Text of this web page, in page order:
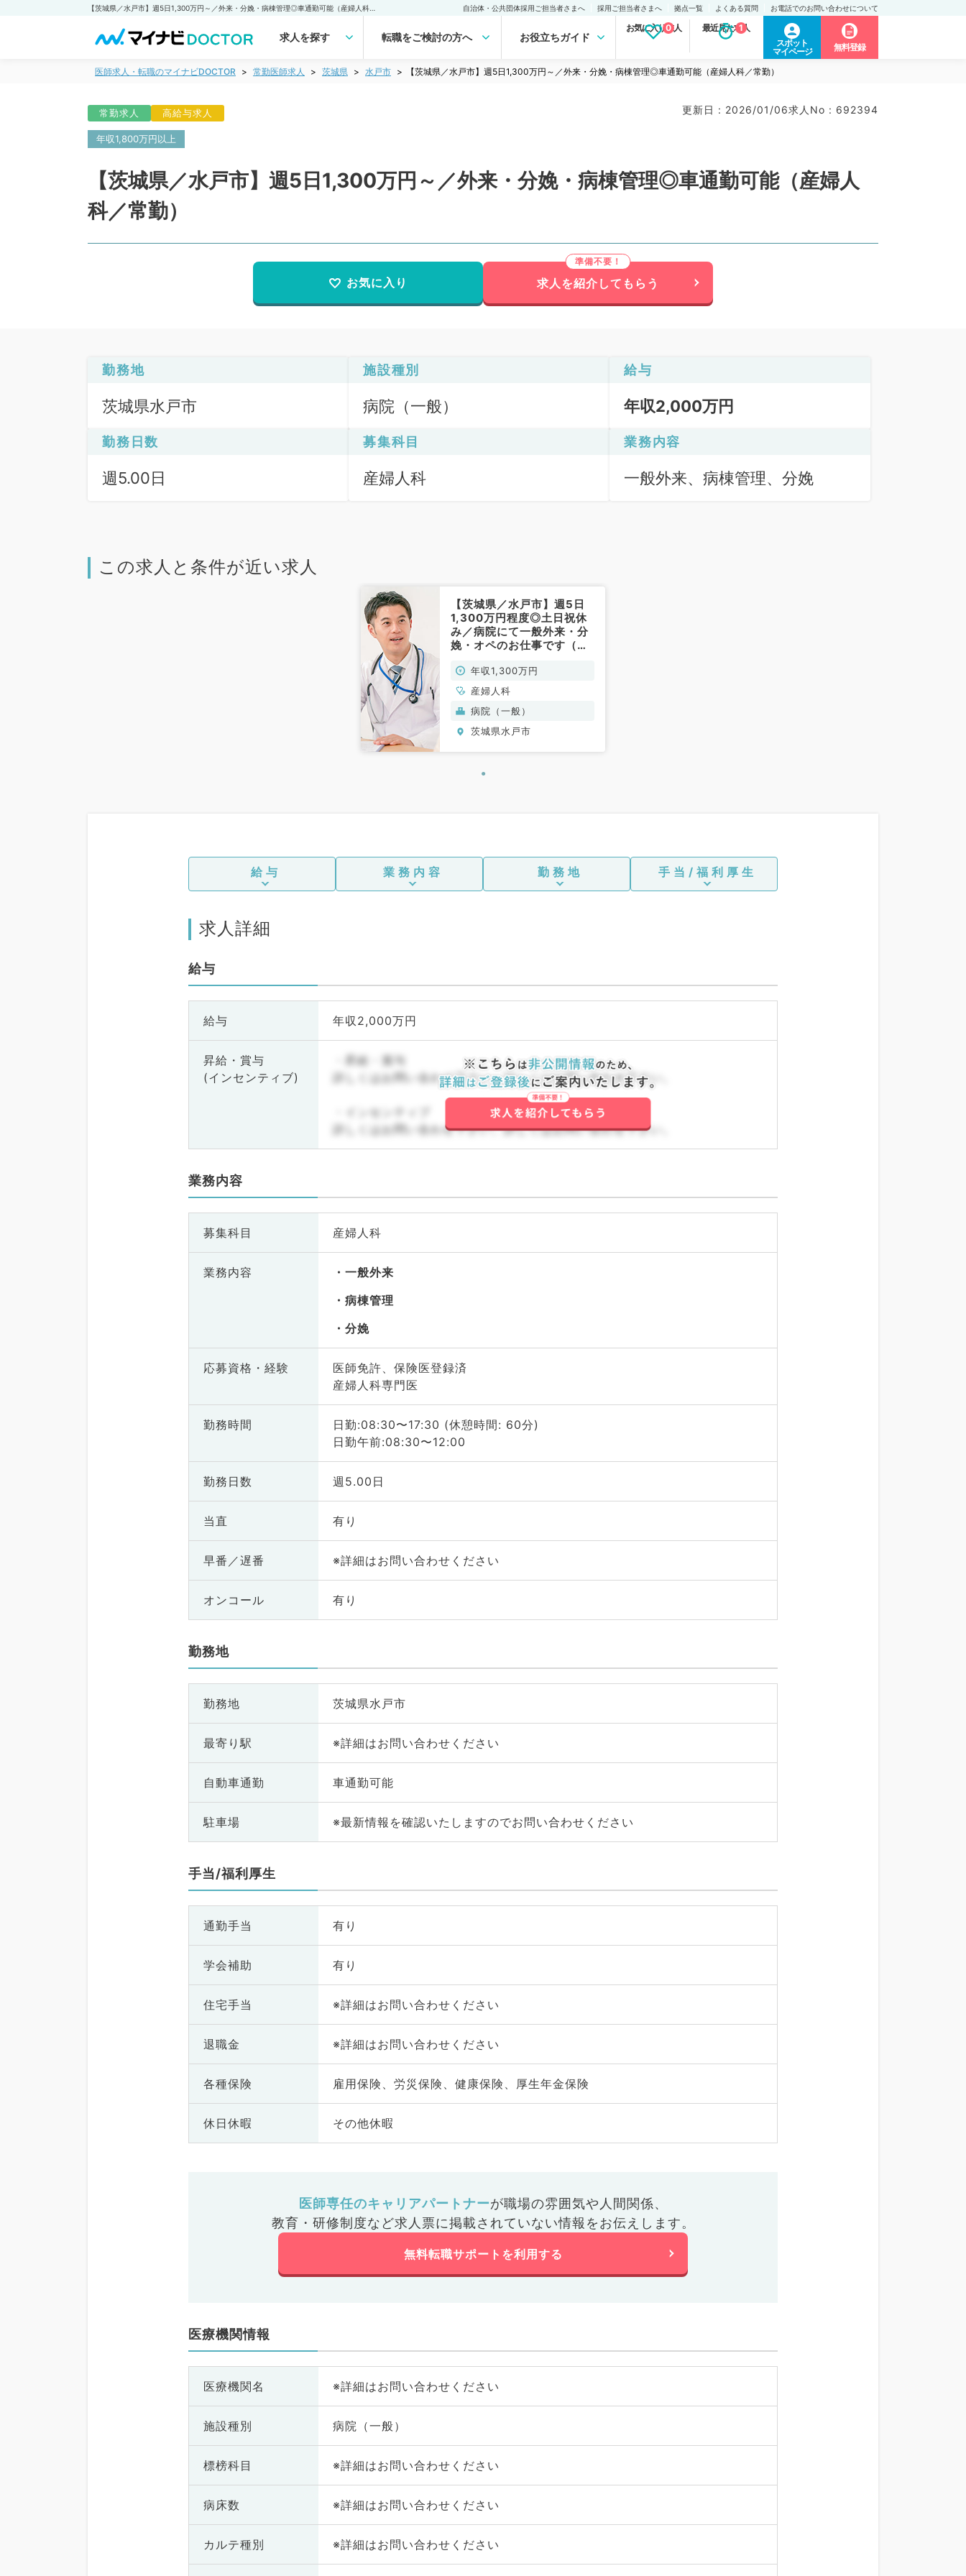
自治体・公共団体採用ご担当者さまへ 採用ご担当者さまへ 拠点一覧 よくある質問 お電話でのお問い合わせについて
求人を探す 転職をご検討の方へ お役立ちガイド
お気に入り求人
0 最近見た求人
1
スポット
マイページ
無料登録
医師求人・転職のマイナビDOCTOR 常勤医師求人 茨城県 水戸市 【茨城県／水戸市】週5日1,300万円～／外来・分娩・病棟管理◎車通勤可能（産婦人科／常勤）
常勤求人 高給与求人 更新日 : 2026/01/06求人No : 692394
年収1,800万円以上
【茨城県／水戸市】週5日1,300万円～／外来・分娩・病棟管理◎車通勤可能（産婦人
科／常勤）
お気に入り 求人を紹介してもらう
勤務地
茨城県水戸市
施設種別
病院（一般）
給与
年収2,000万円
勤務日数
週5.00日
募集科目
産婦人科
業務内容
一般外来、病棟管理、分娩
この求人と条件が近い求人
【茨城県／水戸市】週5日
1,300万円程度◎土日祝休
み／病院にて一般外来・分
娩・オペのお仕事です（産
年収1,300万円
産婦人科
病院（一般）
茨城県水戸市
給与 業務内容 勤務地 手当/福利厚生
求人詳細
給与
給与 年収2,000万円
昇給・賞与
(インセンティブ)
・昇給・賞与
詳しくはお問い合わせ下さい。詳しくはお問い合わせ下さい。
・インセンティブ
詳しくはお問い合わせ下さい。詳しくはお問い合わせ下さい。
業務内容
募集科目 産婦人科
業務内容
一般外来
病棟管理
分娩
応募資格・ 経験
医師免許、保険医登録済
産婦人科専門医
勤務時間
日勤:08:30〜17:30 (休憩時間: 60分)
日勤午前:08:30〜12:00
勤務日数 週5.00日
当直 有り
早番／遅番 ※詳細はお問い合わせください
オンコール 有り
勤務地
勤務地 茨城県水戸市
最寄り駅 ※詳細はお問い合わせください
自動車通勤 車通勤可能
駐車場 ※最新情報を確認いたしますのでお問い合わせください
手当/福利厚生
通勤手当 有り
学会補助 有り
住宅手当 ※詳細はお問い合わせください
退職金 ※詳細はお問い合わせください
各種保険 雇用保険、労災保険、健康保険、厚生年金保険
休日休暇 その他休暇
医師専任のキャリアパートナーが職場の雰囲気や人間関係、
教育・研修制度など求人票に掲載されていない情報をお伝えします。
無料転職サポートを利用する
医療機関情報
医療機関名 ※詳細はお問い合わせください
施設種別 病院（一般）
標榜科目 ※詳細はお問い合わせください
病床数 ※詳細はお問い合わせください
カルテ種別 ※詳細はお問い合わせください